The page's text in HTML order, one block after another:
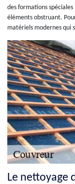
des formations
éléments obstruant.
matériels modernes qui
Le nettoyage